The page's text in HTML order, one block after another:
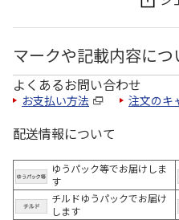
マークや記載内容につ
よくあるお問い合わせ
お支払い方法 注文のキ
配送情報について
ゆうパック等でお届けしま
す
チルドゆうパックでお届け
します